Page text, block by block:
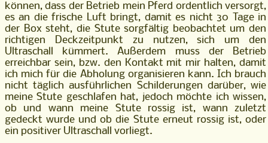
können, dass der Betrieb mein Pferd ordentlich versorgt,
es an die frische Luft bringt, damit es nicht 30 Tage in
der Box steht, die Stute sorgfältig beobachtet um den
richtigen Deckzeitpunkt zu nutzen, sich um den
Ultraschall kümmert. Außerdem muss der Betrieb
erreichbar sein, bzw. den Kontakt mit mir halten, damit
ich mich für die Abholung organisieren kann. Ich brauch
nicht täglich ausführlichen Schilderungen darüber, wie
meine Stute geschlafen hat, jedoch möchte ich wissen,
ob und wann meine Stute rossig ist, wann zuletzt
gedeckt wurde und ob die Stute erneut rossig ist, oder
ein positiver Ultraschall vorliegt.